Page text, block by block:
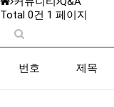
Total 0건 1 페이지
번호 제목